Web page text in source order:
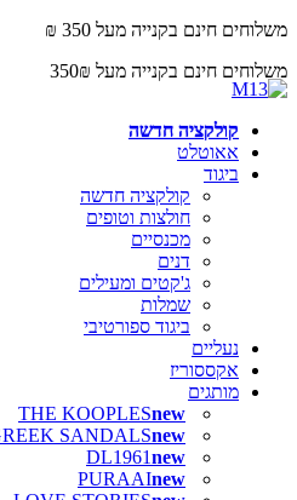
קולקציה חדשה
אאוטלט
ביגוד
קולקציה חדשה
חולצות וטופים
מכנסיים
דנים
ג'קטים ומעילים
שמלות
ביגוד ספורטיבי
נעליים
אקססוריז
מותגים
THE KOOPLES
SANDALS
DL1961
PURAAI
משלוחים חינם בקנייה מעל 350 ₪
משלוחים חינם בקנייה מעל 350₪